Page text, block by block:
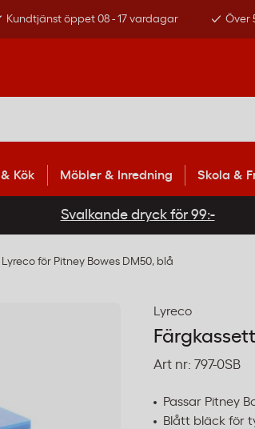
Kundtjänst öppet 08 - 17 vardagar Över
Kök Möbler & Inredning Skola &
Svalkande dryck för 99:-
för Pitney Bowes DM50, blå
Lyreco
Art nr: 797-0SB
Passar Pitney
Blått bläck för